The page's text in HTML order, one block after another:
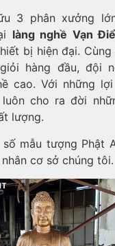
3 phân xưởng
làng nghề Vạn
bị hiện đại.
hàng đầu, đội
cao. Với những
cho ra đời
lượng.
mẫu tượng Phật
cơ sở chúng tôi.